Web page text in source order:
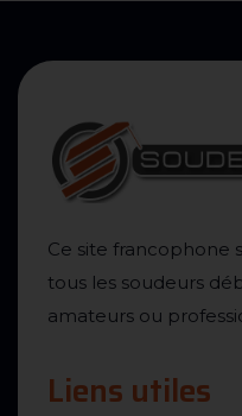
Ce site francophone
tous les soudeurs
amateurs ou
Liens utiles